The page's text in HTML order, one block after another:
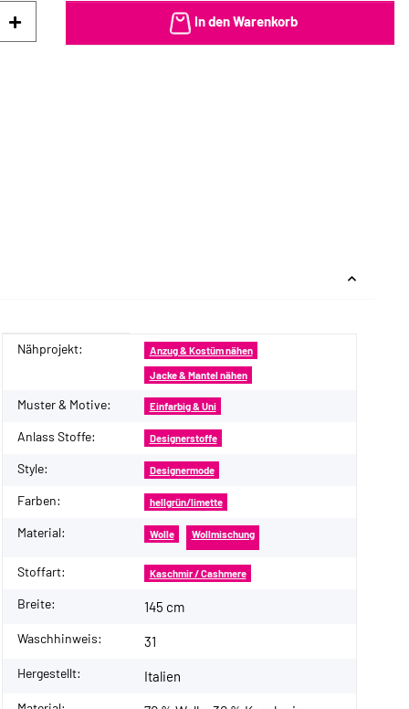
In den Warenkorb
Produkteigenschaft
Wert
Nähprojekt: Anzug & Kostüm nähen
Jacke & Mantel nähen
Muster & Motive: Einfarbig & Uni
Anlass Stoffe: Designerstoffe
Style: Designermode
Farben: hellgrün/limette
Material: Wolle Wollmischung
Stoffart: Kaschmir / Cashmere
Breite: 145 cm
Waschhinweis: 31
Hergestellt: Italien